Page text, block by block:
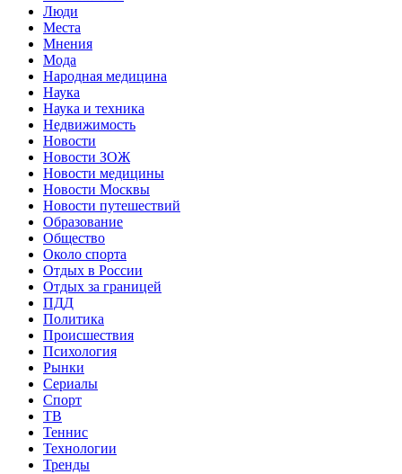
Люди
Места
Мнения
Мода
Народная медицина
Наука
Наука и техника
Недвижимость
Новости
Новости ЗОЖ
Новости медицины
Новости Москвы
Новости путешествий
Образование
Общество
Около спорта
Отдых в России
Отдых за границей
ПДД
Политика
Происшествия
Психология
Рынки
Сериалы
Спорт
ТВ
Теннис
Технологии
Тренды